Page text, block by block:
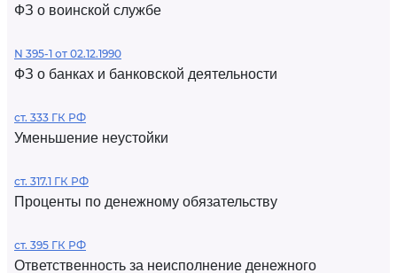
ФЗ о воинской службе
N 395-1 от 02.12.1990
ФЗ о банках и банковской деятельности
ст. 333 ГК РФ
Уменьшение неустойки
ст. 317.1 ГК РФ
Проценты по денежному обязательству
ст. 395 ГК РФ
Ответственность за неисполнение денежного